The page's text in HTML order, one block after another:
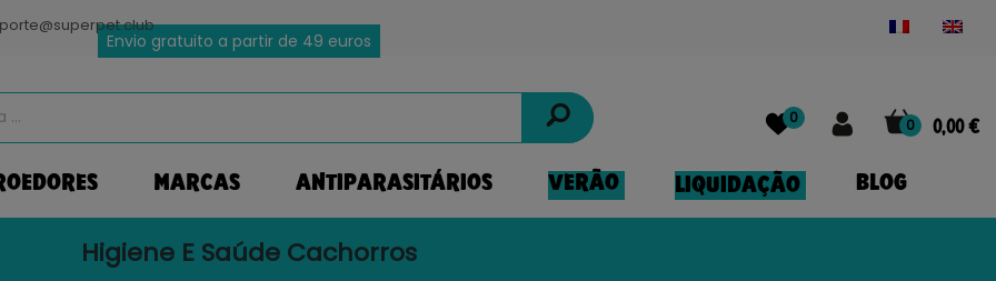
Envio gratuito a partir de 49 euros
0 0,00 €
0
MARCAS ANTIPARASITÁRIOS VERÃO LIQUIDAÇÃO BLOG
Higiene E Saúde Cachorros